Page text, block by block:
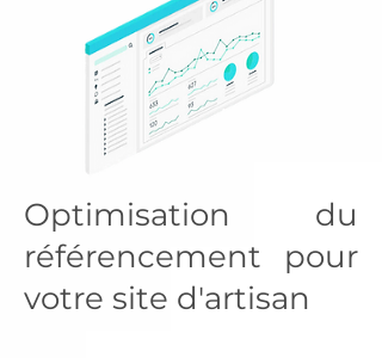
Optimisation du
référencement pour
votre site d'artisan